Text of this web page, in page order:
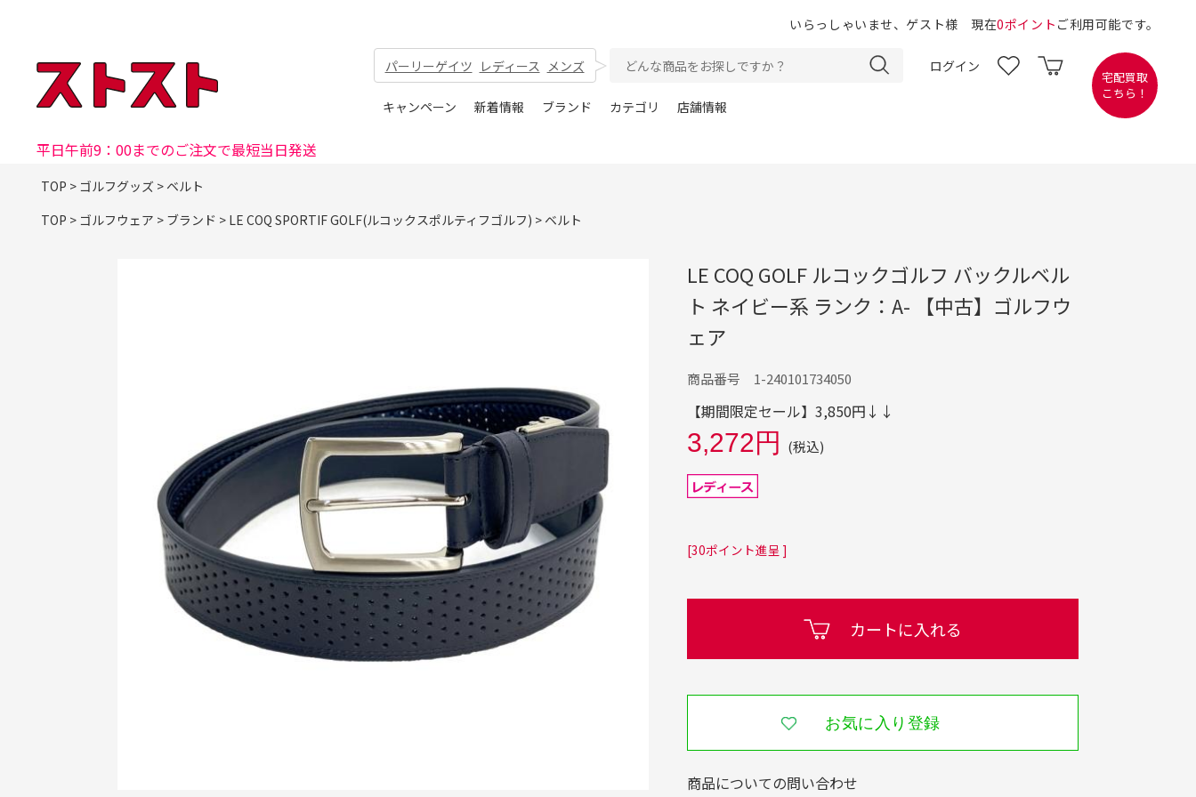
いらっしゃいませ、ゲスト様 現在0ポイント ご利用可能です。
パーリーゲイツ レディース メンズ ログイン
キャンペーン 新着情報 ブランド カテゴリ 店舗情報
宅配買取
こちら！
平日午前9：00までのご注文で最短当日発送
TOP > ゴルフグッズ > ベルト
TOP > ゴルフウェア > ブランド > LE COQ SPORTIF GOLF(ルコックスポルティフゴルフ) > ベルト
LE COQ GOLF ルコックゴルフ バックルベル
ト ネイビー系 ランク：A- 【中古】ゴルフウ
ェア
商品番号 1-240101734050
【期間限定セール】3,850円↓↓
3,272円 (税込)
[30ポイント進呈 ]
カートに入れる
お気に入り登録